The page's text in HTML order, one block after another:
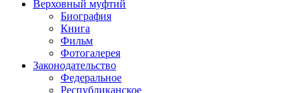
Верховный муфтий
Биография
Книга
Фильм
Фотогалерея
Законодательство
Федеральное
Республиканское